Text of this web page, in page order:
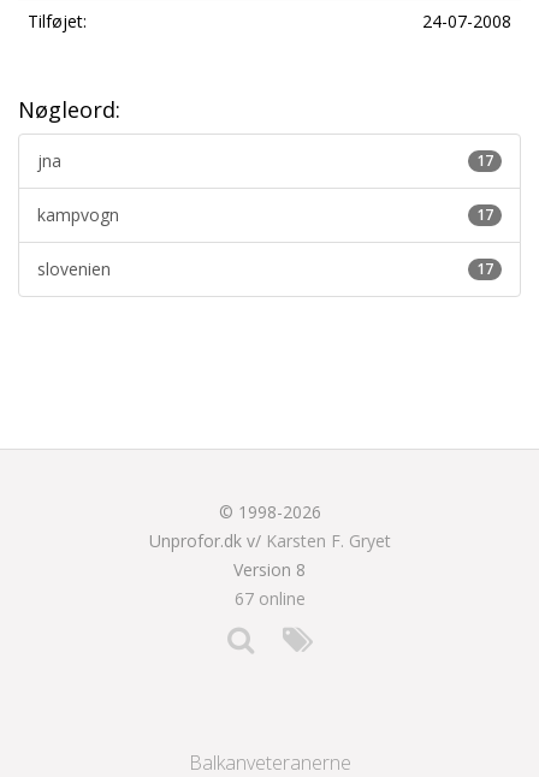
Tilføjet:
24-07-2008
Nøgleord:
17
jna
17
kampvogn
17
slovenien
© 1998-2026
Unprofor.dk v/ Karsten F. Gryet
Version 8
67 online
Balkanveteranerne